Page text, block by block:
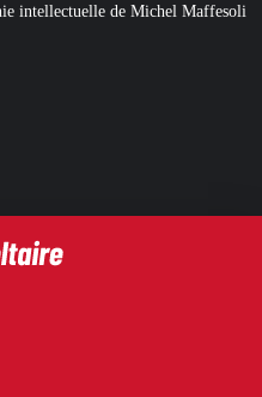
Pour regagner son influence en